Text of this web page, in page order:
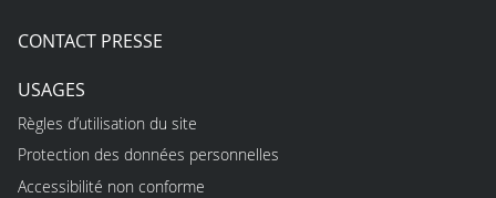
CONTACT PRESSE
USAGES
Règles d’utilisation du site
Protection des données personnelles
Accessibilité non conforme